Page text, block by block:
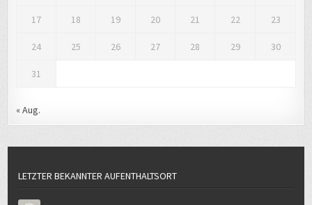
17 18 19 20 21 22 23
24 25 26 27 28 29 30
31
« Aug.
LETZTER BEKANNTER AUFENTHALTSORT